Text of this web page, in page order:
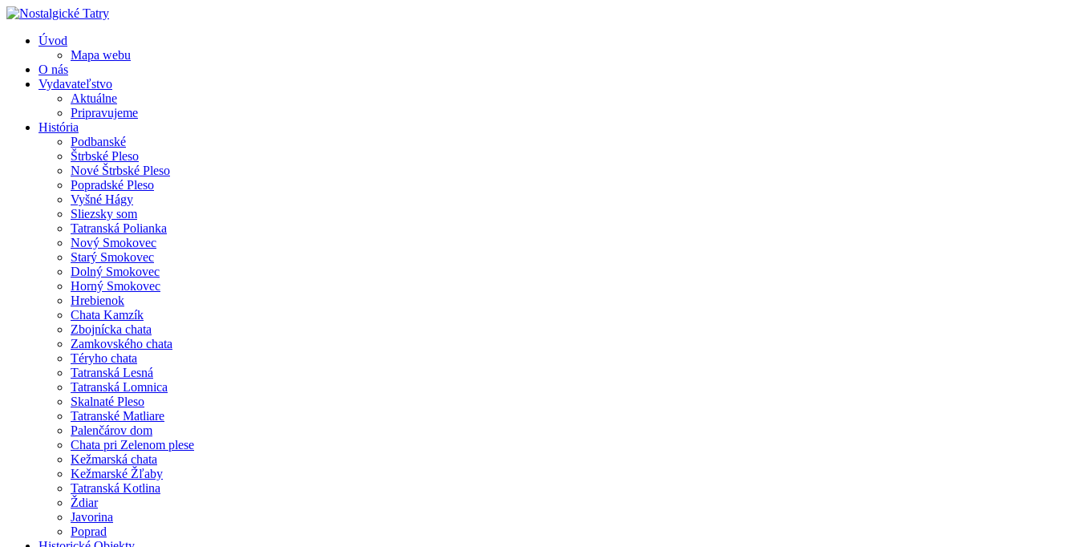
Úvod
Mapa webu
O nás
Vydavateľstvo
Aktuálne
Pripravujeme
História
Podbanské
Štrbské Pleso
Nové Štrbské Pleso
Popradské Pleso
Vyšné Hágy
Sliezsky som
Tatranská Polianka
Nový Smokovec
Starý Smokovec
Dolný Smokovec
Horný Smokovec
Hrebienok
Chata Kamzík
Zbojnícka chata
Zamkovského chata
Téryho chata
Tatranská Lesná
Tatranská Lomnica
Skalnaté Pleso
Tatranské Matliare
Palenčárov dom
Chata pri Zelenom plese
Kežmarská chata
Kežmarské Žľaby
Tatranská Kotlina
Ždiar
Javorina
Poprad